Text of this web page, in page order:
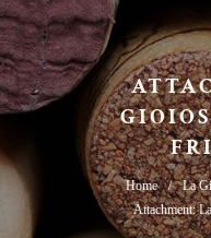
Home
La
Attachment: